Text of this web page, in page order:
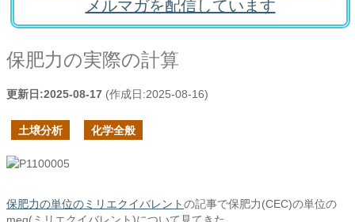
メルマガを配信しています
保肥力の実際の計算
更新日:2025-08-17 (作成日:2025-08-16)
土壌分析 化学全般
保肥力の単位のミリエクイバレントの記事で保肥力(CEC)の単位の